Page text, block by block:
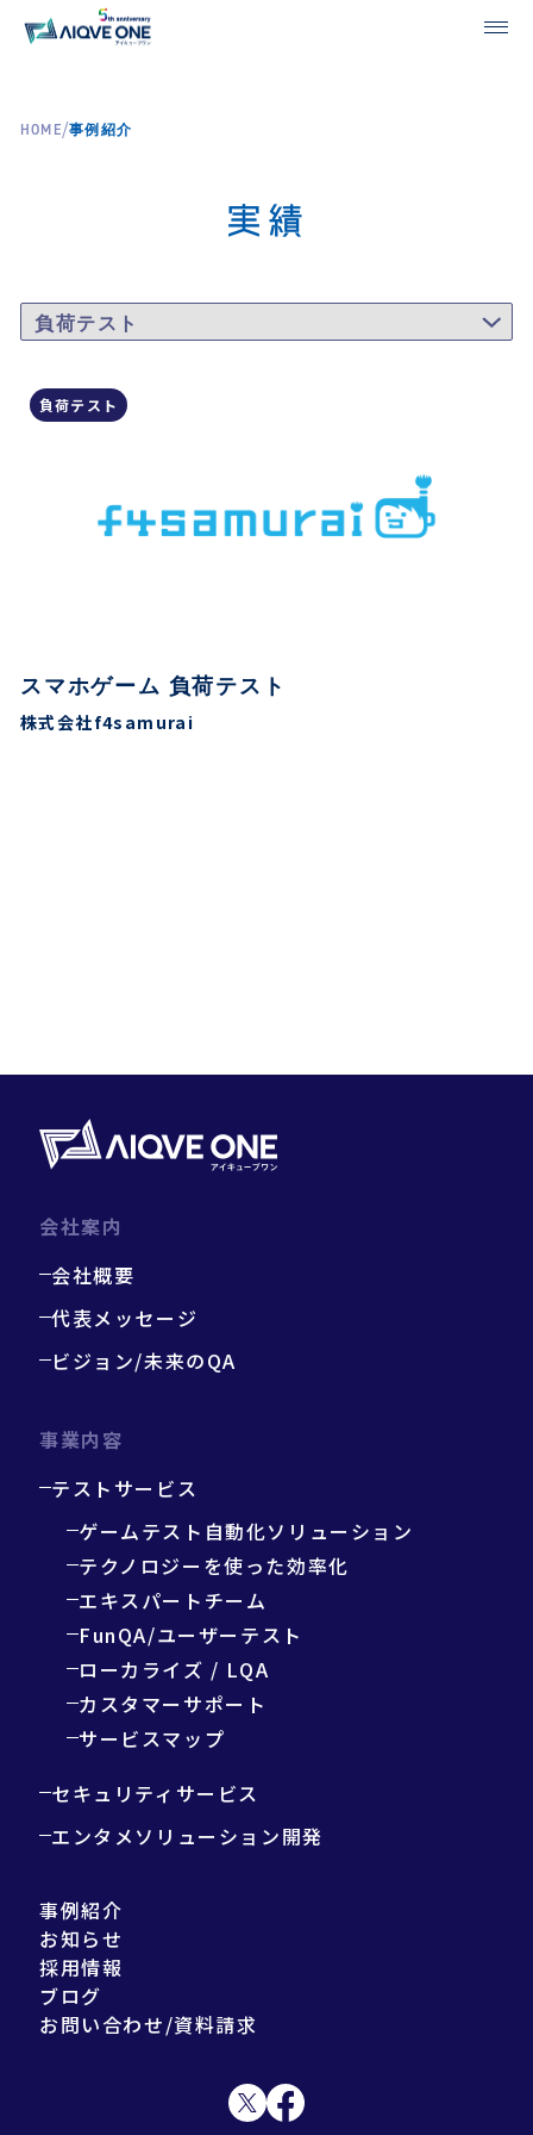
HOME/事例紹介
実績
負荷テスト
スマホゲーム 負荷テスト
株式会社f4samurai
会社案内
会社概要
代表メッセージ
ビジョン/未来のQA
事業内容
テストサービス
ゲームテスト自動化ソリューション
テクノロジーを使った効率化
エキスパートチーム
FunQA/ユーザーテスト
ローカライズ / LQA
カスタマーサポート
サービスマップ
セキュリティサービス
エンタメソリューション開発
事例紹介
お知らせ
採用情報
ブログ
お問い合わせ/資料請求